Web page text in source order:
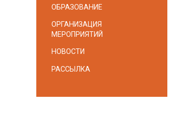
ОБРАЗОВАНИЕ
ОРГАНИЗАЦИЯ
МЕРОПРИЯТИЙ
НОВОСТИ
РАССЫЛКА